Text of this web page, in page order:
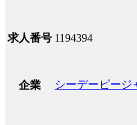
求人番号 1194394
企業 シーデーピージ